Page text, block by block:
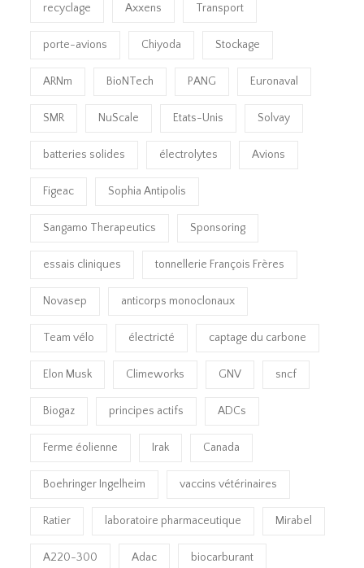
recyclage Axxens Transport
porte-avions Chiyoda Stockage
ARNm BioNTech PANG Euronaval
SMR NuScale Etats-Unis Solvay
batteries solides électrolytes Avions
Figeac Sophia Antipolis
Sangamo Therapeutics Sponsoring
essais cliniques tonnellerie François Frères
Novasep anticorps monoclonaux
Team vélo électricté captage du carbone
Elon Musk Climeworks GNV sncf
Biogaz principes actifs ADCs
Ferme éolienne Irak Canada
Boehringer Ingelheim vaccins vétérinaires
Ratier laboratoire pharmaceutique Mirabel
A220-300 Adac biocarburant